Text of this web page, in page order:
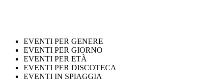
EVENTI PER GENERE
EVENTI PER GIORNO
EVENTI PER ETÀ
EVENTI PER DISCOTECA
EVENTI IN SPIAGGIA